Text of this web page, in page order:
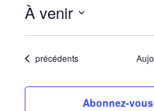
À venir
Sélectionnez
date.
Evénements
précédents
Abonnez-